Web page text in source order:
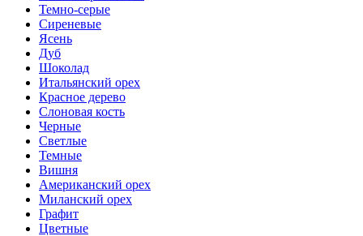
Темно-серые
Сиреневые
Ясень
Дуб
Шоколад
Итальянский орех
Красное дерево
Слоновая кость
Черные
Светлые
Темные
Вишня
Американский орех
Миланский орех
Графит
Цветные